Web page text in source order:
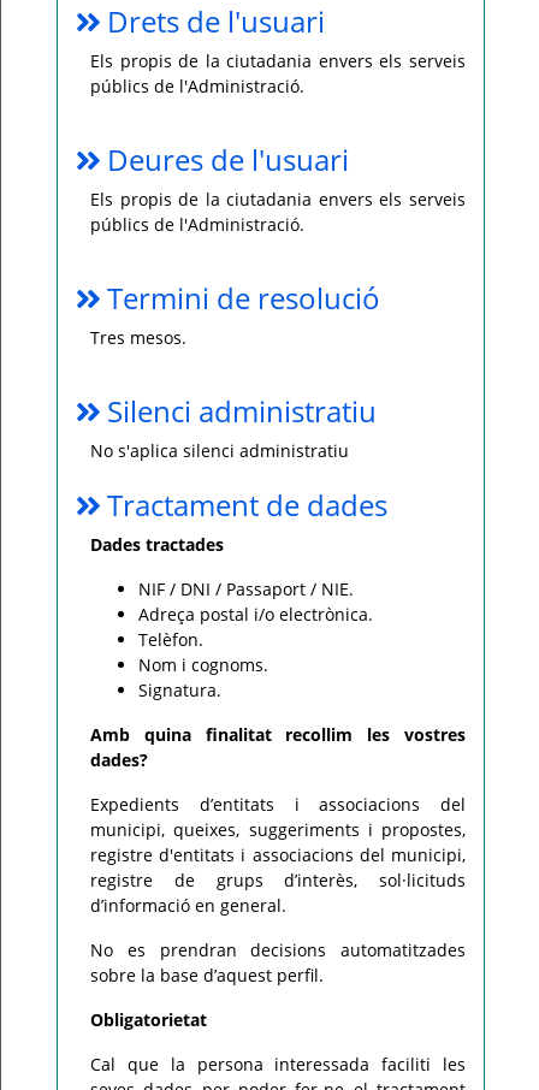
Drets de l'usuari
Els propis de la ciutadania envers els serveis
públics de l'Administració.
Deures de l'usuari
Els propis de la ciutadania envers els serveis
públics de l'Administració.
Termini de resolució
Tres mesos.
Silenci administratiu
No s'aplica silenci administratiu
Tractament de dades
Dades tractades
NIF / DNI / Passaport / NIE.
Adreça postal i/o electrònica.
Telèfon.
Nom i cognoms.
Signatura.
Amb quina finalitat recollim les vostres
dades?
Expedients d’entitats i associacions del
municipi, queixes, suggeriments i propostes,
registre d'entitats i associacions del municipi,
registre de grups d’interès, sol·licituds
d’informació en general.
No es prendran decisions automatitzades
sobre la base d’aquest perfil.
Obligatorietat
Cal que la persona interessada faciliti les